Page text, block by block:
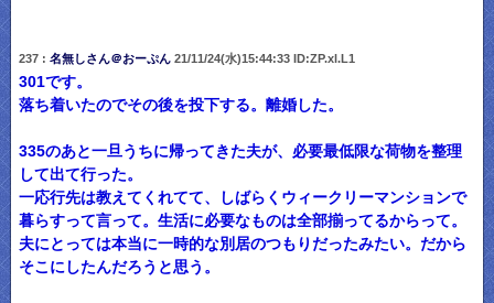
237 : 名無しさん＠おーぷん21/11/24(水)15:44:33 ID:ZP.xl.L1
301です。
落ち着いたのでその後を投下する。離婚した。
335のあと一旦うちに帰ってきた夫が、必要最低限な荷物を整理
して出て行った。
一応行先は教えてくれてて、しばらくウィークリーマンションで
暮らすって言って。生活に必要なものは全部揃ってるからって。
夫にとっては本当に一時的な別居のつもりだったみたい。だから
そこにしたんだろうと思う。